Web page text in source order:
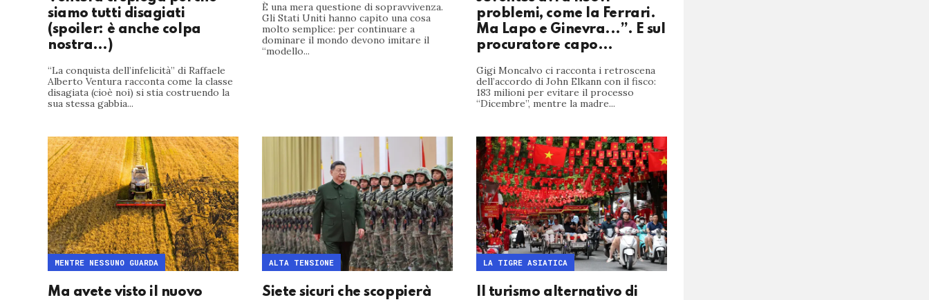
siamo tutti disagiati
(spoiler: è anche colpa
nostra…)
“La conquista dell’infelicità” di Raffaele
Alberto Ventura racconta come la classe
disagiata (cioè noi) si stia costruendo la
sua stessa gabbia...
È una mera questione di sopravvivenza.
Gli Stati Uniti hanno capito una cosa
molto semplice: per continuare a
dominare il mondo devono imitare il
“modello...
problemi, come la Ferrari.
Ma Lapo e Ginevra...”. E sul
procuratore capo…
Gigi Moncalvo ci racconta i retroscena
dell’accordo di John Elkann con il fisco:
183 milioni per evitare il processo
“Dicembre”, mentre la madre...
Ma avete visto il nuovo
MENTRE NESSUNO GUARDA
Siete sicuri che scoppierà
ALTA TENSIONE
Il turismo alternativo di
LA TIGRE ASIATICA